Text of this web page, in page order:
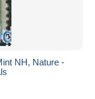
NH, Nature -